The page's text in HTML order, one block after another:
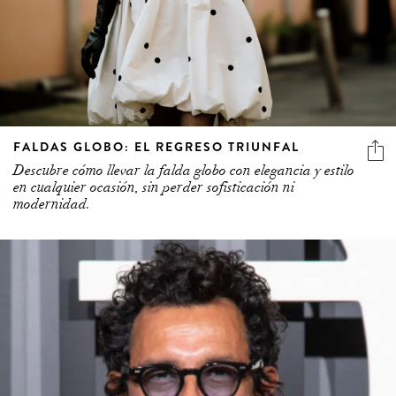
FALDAS GLOBO: EL REGRESO TRIUNFAL
Descubre cómo llevar la falda globo con elegancia y estilo
en cualquier ocasión, sin perder sofisticación ni
modernidad.